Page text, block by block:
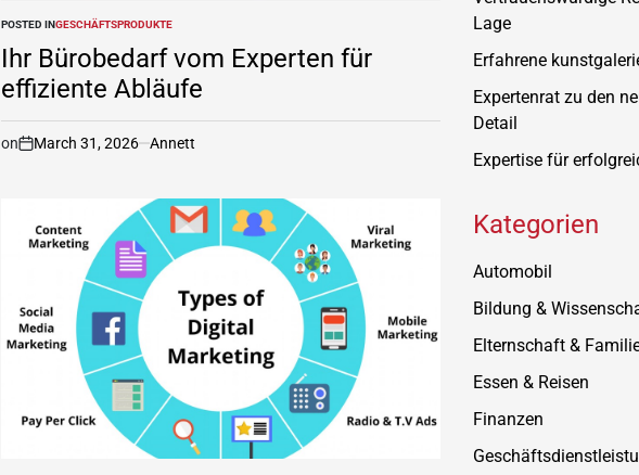
POSTED INGESCHÄFTSPRODUKTE
Ihr Bürobedarf vom Experten für
effiziente Abläufe
on March 31, 2026 Annett
Lage
Erfahrene
Expertenrat zu den
Detail
Expertise für
Kategorien
Automobil
Bildung &
Elternschaft &
Essen & Reisen
Finanzen